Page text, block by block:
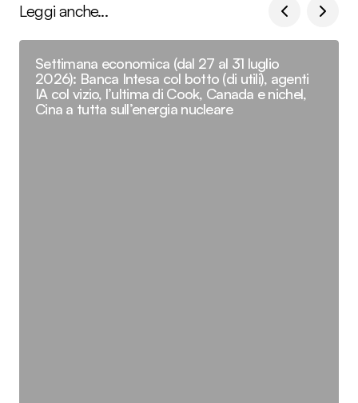
Leggi anche...
Settimana economica (dal 27 al 31 luglio
2026): Banca Intesa col botto (di utili), agenti
IA col vizio, l’ultima di Cook, Canada e nichel,
Cina a tutta sull’energia nucleare